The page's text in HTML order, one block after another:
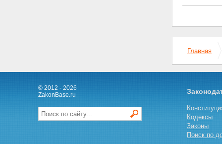
контроля в организациях
финансово-хозяйственной
Глава III. РЕГУЛИРОВАНИЕ
ВНЕШНЕЭКОНОМИЧЕСКОЙ
Главная
© 2012 - 2026
ZakonBase.ru
Кодексы
Законы
Поиск по